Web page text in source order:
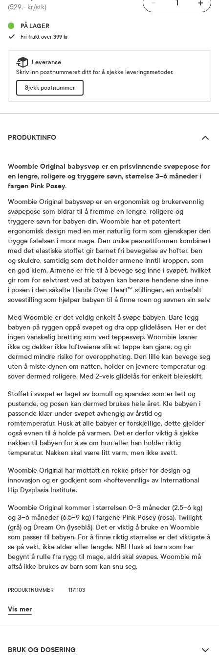
Pris
(529,- kr/stk) - +
PÅ LAGER
Fri frakt over 399 kr
Leveranse
Skriv inn postnummeret ditt for å sjekke leveringsmetoder.
Sjekk postnummer
PRODUKTINFO
Woombie Original babysvøp er en prisvinnende svøpepose for
en lengre, roligere og tryggere søvn, størrelse 3–6 måneder i
fargen Pink Posey.
Woombie Original babysvøp er en ergonomisk og brukervennlig
svøpepose som bidrar til å fremme en lengre, roligere og
tryggere søvn for babyen din. Woombie har et patentert
ergonomisk design med en mer naturlig form som gjenskaper den
trygge følelsen i mors mage. Den unike peanøttformen kombinert
med det elastiske stoffet gir barnet fri bevegelse av hofter, ben
og skuldre, samtidig som det holder armene inntil kroppen, som
en god klem. Armene er frie til å bevege seg inne i svøpet, hvilket
gir rom for selvtrøst ved at babyen kan berøre hendene sine inne
i posen i den såkalte Hands Over Heart™-stillingen, en anbefalt
sovestilling som hjelper babyen til å finne roen og søvnen sin selv.
Med Woombie er det veldig enkelt å svøpe babyen. Bare legg
babyen på ryggen oppå svøpet og dra opp glidelåsen. Her er det
ingen vanskelig bretting som ved teppesvøp. Woombie løsner
ikke og dekker ikke luftveiene slik et teppe kan gjøre, og gir
dermed mindre risiko for overoppheting. Den lille kan bevege seg
uten å miste dynen om natten, holder en jevnere temperatur og
sover dermed roligere. Med 2-veis glidelås for enkelt bleieskift.
Stoffet i svøpet er laget av bomull og spandex som er lett og
pustende, og posen kan dermed brukes hele året. Kle babyen i
passende klær under svøpet avhengig av årstid og
romtemperatur. Husk at alle babyer er forskjellige, dette gjelder
også evnen til å holde på varmen. Det er derfor viktig å sjekke
nakken til babyen for å se om hun eller han holder riktig
temperatur. Nakken skal være litt varm, men ikke svett.
Woombie Original har mottatt en rekke priser for design og
innovasjon og er godkjent som «hoftevennlig» av International
Hip Dysplasia Institute.
Woombie Original kommer i størrelsen 0–3 måneder (2,5–6 kg)
og 3–6 måneder (6,5–9 kg) i fargene Pink Posey (rosa), Twilight
(grå) og Dream On (lyseblå). Det er viktig å bruke en Woombie
som passer til babyen. For å finne riktig størrelse er det viktigste å
se på vekt, ikke alder eller lengde. NB! Husk at barn som har
begynt å rulle fra rygg til mage, aldri skal svøpes. Woombie må
altså ikke brukes av barn som kan snu seg.
PRODUKTNUMMER 1171103
Vis mer
BRUK OG DOSERING